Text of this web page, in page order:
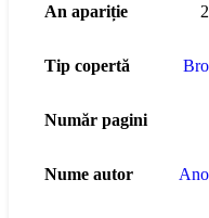
An apariție
Tip copertă
Număr pagini
Nume autor